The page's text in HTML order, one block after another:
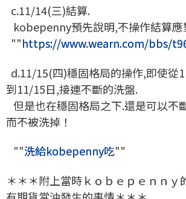
c.11/14(三)結算.
kobepenny預先說明,不操作結算應
""https://www.wearn.com/bbs/
d.11/15(四)穩固格局的操作,即使從
到11/15日,接連不斷的洗盤.
但是也在穩固格局之下.還是可以不
而不被洗掉！
""洗給kobepenny吃""
＊＊＊附上當時ｋｏｂｅｐｅｎｎｙ